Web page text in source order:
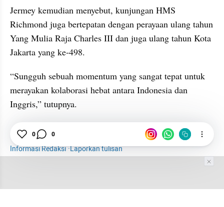
Jermey kemudian menyebut, kunjungan HMS
Richmond juga bertepatan dengan perayaan ulang tahun
Yang Mulia Raja Charles III dan juga ulang tahun Kota
Jakarta yang ke-498.
“Sungguh sebuah momentum yang sangat tepat untuk
merayakan kolaborasi hebat antara Indonesia dan
Inggris,” tutupnya.
Kapal Perang
Internasional
Informasi Redaksi·Laporkan tulisan
0 0